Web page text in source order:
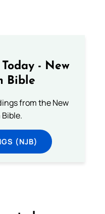
- New
Bible
from the New
(NJB)